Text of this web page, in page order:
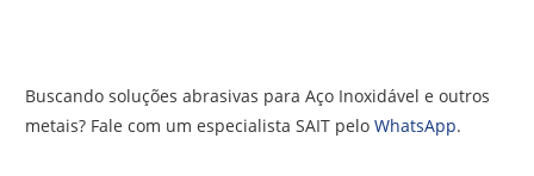
Buscando soluções abrasivas para Aço Inoxidável e outros
metais? Fale com um especialista SAIT peloWhatsApp.